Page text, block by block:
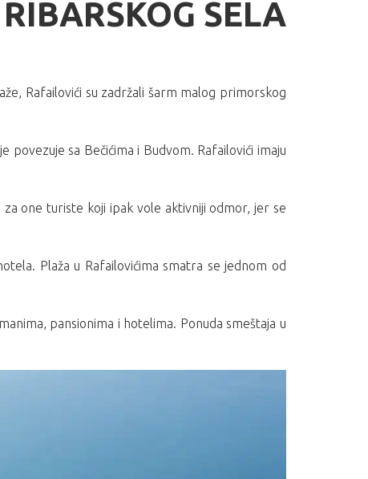
SELA
Rafailovići su zadržali šarm malog primorskog
sa Bečićima i Budvom. Rafailovići imaju
one turiste koji ipak vole aktivniji odmor, jer se
Plaža u Rafailovićima smatra se jednom od
pansionima i hotelima. Ponuda smeštaja u